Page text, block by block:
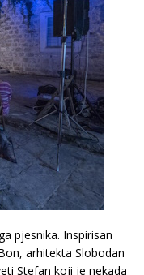
pjesnika. Inspirisan
arhitekta Slobodan
Stefan koji je nekada